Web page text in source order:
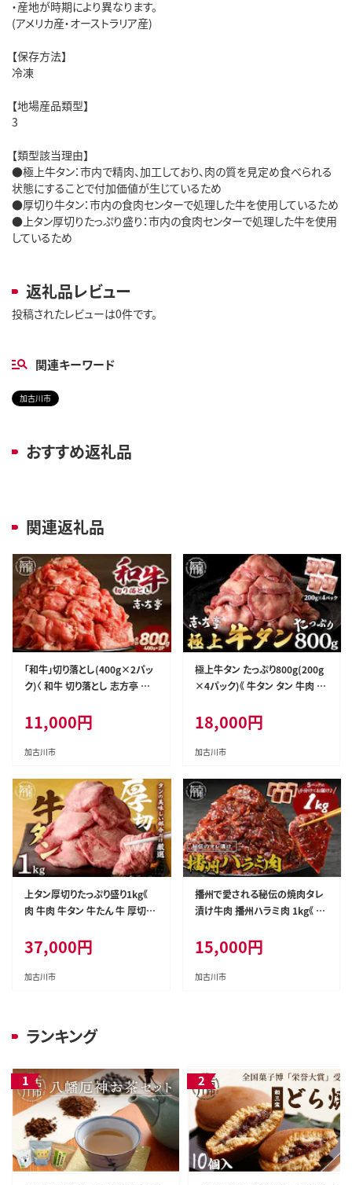
・産地が時期により異なります。
(アメリカ産・オーストラリア産)
【保存方法】
冷凍
【地場産品類型】
3
【類型該当理由】
●極上牛タン：市内で精肉、加工しており、肉の質を見定め食べられる
状態にすることで付加価値が生じているため
●厚切り牛タン：市内の食肉センターで処理した牛を使用しているため
●上タン厚切りたっぷり盛り：市内の食肉センターで処理した牛を使用
しているため
返礼品レビュー
投稿されたレビューは0件です。
関連キーワード
加古川市
おすすめ返礼品
関連返礼品
「和牛」切り落とし(400g×2パッ
ク)〈 和牛 切り落とし 志方亭 焼
料無料 贈答用 美味しい お取り
寄せ 肉 ギフト プレゼント おすす
め 〉【2601A00405】
11,000円
加古川市
極上牛タン たっぷり800g(200g
×4パック)《 牛タン タン 牛肉 牛
焼肉 焼き肉 BBQ バーベキュー
しゃぶしゃぶ 贅沢 スライス 小分
け 小分けパック おすすめ 800g
川市 》【2401A00411】
18,000円
加古川市
上タン厚切りたっぷり盛り1kg《
肉 牛肉 牛タン 牛たん 牛 厚切り
1502】
37,000円
加古川市
播州で愛される秘伝の焼肉タレ
漬け牛肉 播州ハラミ肉 1kg《 肉
ラミ 焼肉セット バーベキュー 肉
バーベキューセット BBQセット 》
【2401A00412】
15,000円
加古川市
ランキング